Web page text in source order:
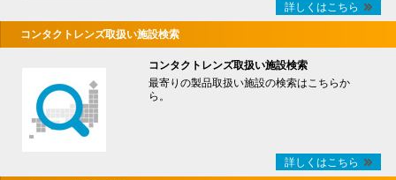
詳しくはこちら
コンタクトレンズ取扱い施設検索
コンタクトレンズ取扱い施設検索
最寄りの製品取扱い施設の検索はこちらか
ら。
詳しくはこちら